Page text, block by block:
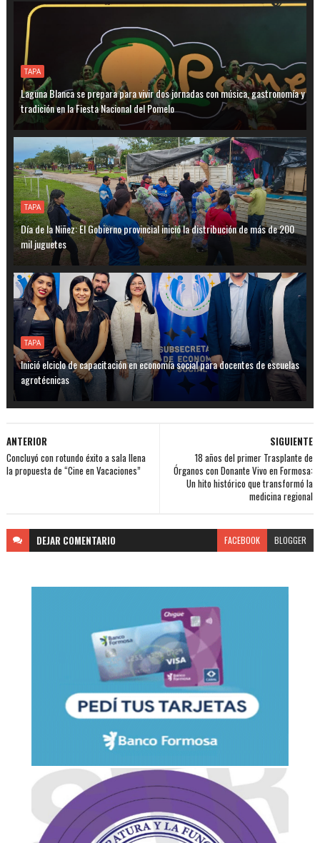
TAPA
Laguna Blanca se prepara para vivir dos jornadas con música, gastronomía y
tradición en la Fiesta Nacional del Pomelo
TAPA
Día de la Niñez: El Gobierno provincial inició la distribución de más de 200
mil juguetes
TAPA
Inició elciclo de capacitación en economía social para docentes de escuelas
agrotécnicas
SIGUIENTE
18 años del primer Trasplante de
Órganos con Donante Vivo en Formosa:
Un hito histórico que transformó la
medicina regional
ANTERIOR
Concluyó con rotundo éxito a sala llena
la propuesta de “Cine en Vacaciones”
DEJAR COMENTARIO FACEBOOK BLOGGER